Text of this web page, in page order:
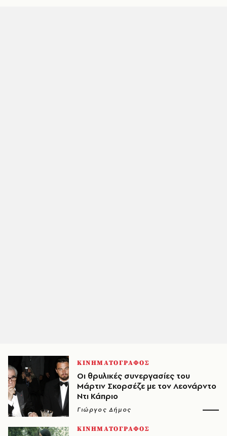
ΚΙΝΗΜΑΤΟΓΡΑΦΟΣ
Οι θρυλικές συνεργασίες του
Μάρτιν Σκορσέζε με τον Λεονάρντο
Ντι Κάπριο
Γιώργος Δήμος
ΚΙΝΗΜΑΤΟΓΡΑΦΟΣ